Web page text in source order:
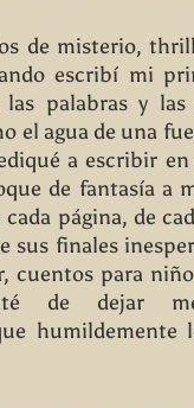
de misterio,
escribí mi
las palabras y las
el agua de una
a escribir en
de fantasía a
página, de
sus finales
cuentos para
de dejar
humildemente